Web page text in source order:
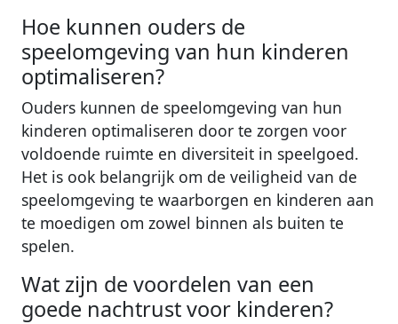
Hoe kunnen ouders de
speelomgeving van hun kinderen
optimaliseren?
Ouders kunnen de speelomgeving van hun
kinderen optimaliseren door te zorgen voor
voldoende ruimte en diversiteit in speelgoed.
Het is ook belangrijk om de veiligheid van de
speelomgeving te waarborgen en kinderen aan
te moedigen om zowel binnen als buiten te
spelen.
Wat zijn de voordelen van een
goede nachtrust voor kinderen?